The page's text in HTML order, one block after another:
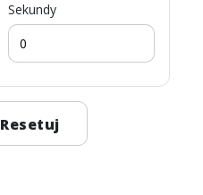
Sekundy
Resetuj